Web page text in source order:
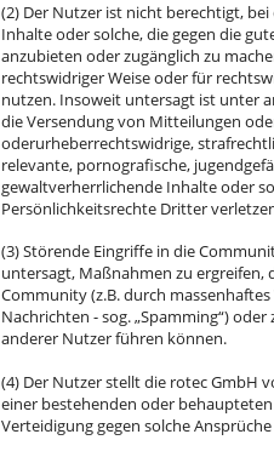
(2) Der Nutzer ist nicht berechtigt,
Inhalte oder solche, die gegen die
anzubieten oder zugänglich zu
rechtswidriger Weise oder für
nutzen. Insoweit untersagt ist unter
die Versendung von Mitteilungen
oderurheberrechtswidrige,
relevante, pornografische,
gewaltverherrlichende Inhalte oder
Persönlichkeitsrechte Dritter
(3) Störende Eingriffe in die
untersagt, Maßnahmen zu ergreifen,
Community (z.B. durch
Nachrichten - sog. „Spamming“)
anderer Nutzer führen können.
(4) Der Nutzer stellt die rotec GmbH
einer bestehenden oder
Verteidigung gegen solche